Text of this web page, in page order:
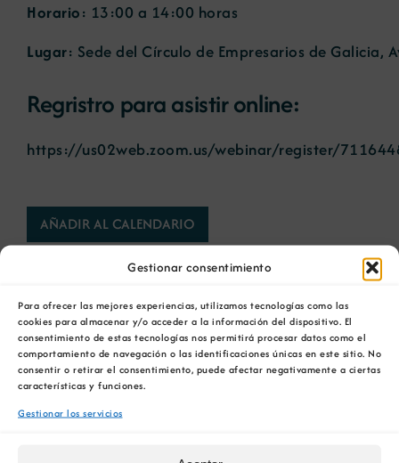
Gestionar consentimiento
Para ofrecer las mejores experiencias, utilizamos tecnologías como las
cookies para almacenar y/o acceder a la información del dispositivo. El
consentimiento de estas tecnologías nos permitirá procesar datos como el
comportamiento de navegación o las identificaciones únicas en este sitio. No
consentir o retirar el consentimiento, puede afectar negativamente a ciertas
características y funciones.
Gestionar los servicios
Horario: 13:00 a 14:00 horas
Lugar: Sede del Círculo de Empresarios de Galicia,
Regristro para asistir online:
https://us02web.zoom.us/webinar/register/
AÑADIR AL CALENDARIO
Comparta esta información en su red Social
favorita!